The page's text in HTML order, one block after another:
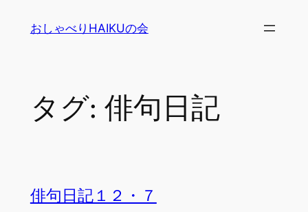
おしゃべりHAIKUの会
タグ: 俳句日記
俳句日記１２・７